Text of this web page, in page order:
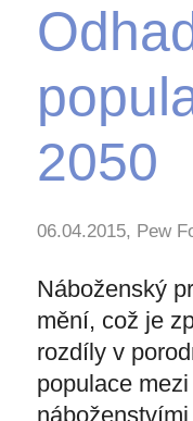
2050
06.04.2015, Pew
Náboženský
mění, což je
rozdíly v
populace